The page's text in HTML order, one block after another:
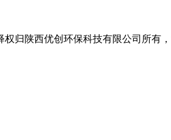
归陕西优创环保科技有限公司所有